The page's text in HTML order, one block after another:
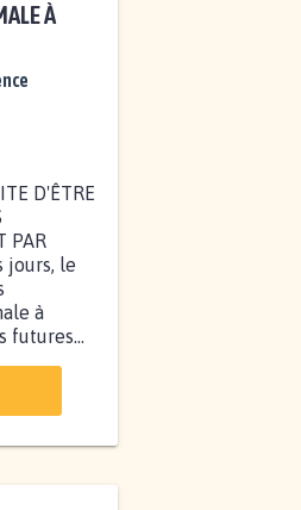
À
D'ÊTRE
PAR
jours, le
à
futures...